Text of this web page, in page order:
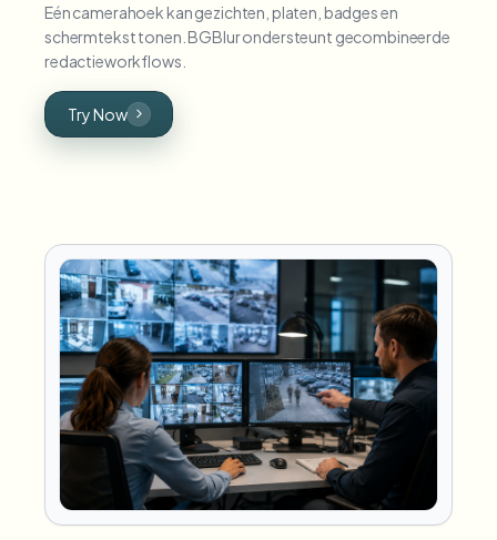
Eén camerahoek kan gezichten, platen, badges en
schermtekst tonen. BGBlur ondersteunt gecombineerde
redactieworkflows.
Try Now